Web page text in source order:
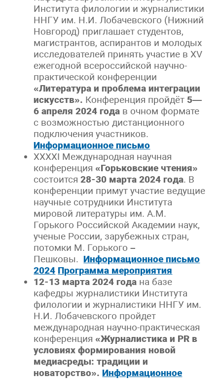
Института филологии и журналистики
ННГУ им. Н.И. Лобачевского (Нижний
Новгород) приглашает студентов,
магистрантов, аспирантов и молодых
исследователей принять участие в XV
ежегодной всероссийской научно-
практической конференции
«Литература и проблема интеграции
искусств». Конференция пройдёт 5—
6 апреля 2024 года в очном формате
с возможностью дистанционного
подключения участников.
Информационное письмо
XXXXI Международная научная
конференция «Горьковские чтения»
состоится28-30 марта 2024 года. В
конференции примут участие ведущие
научные сотрудники Института
мировой литературы им. А.М.
Горького Российской Академии наук,
ученые России, зарубежных стран,
потомки М. Горького–
Пешковы.Информационное письмо
2024 Программа мероприятия
12-13 марта 2024 года на базе
кафедры журналистики Института
филологии и журналистики ННГУ им.
Н.И. Лобачевского пройдет
международная научно-практическая
конференция «Журналистика и PR в
условиях формирования новой
медиасреды: традиции и
новаторство».Информационное